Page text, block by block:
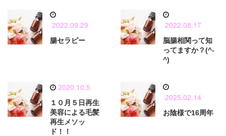
2022.09.29
腸セラピー
2022.08.17
脳腸相関って知
ってますか？(^-
^)
2020.10.5
１０月５日再生
美容による毛髪
再生メソッ
ド！！
2025.02.14
お陰様で16周年